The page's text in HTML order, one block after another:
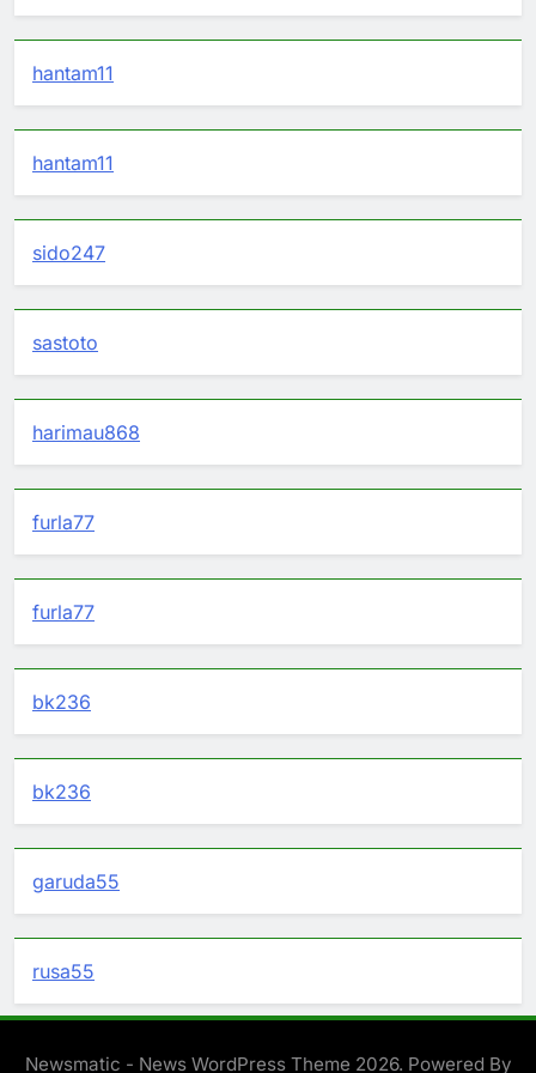
hantam11
hantam11
sido247
sastoto
harimau868
furla77
furla77
bk236
bk236
garuda55
rusa55
Newsmatic - News WordPress Theme 2026. Powered By